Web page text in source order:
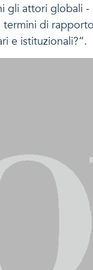
gli attori globali
termini di
e istituzionali?”.